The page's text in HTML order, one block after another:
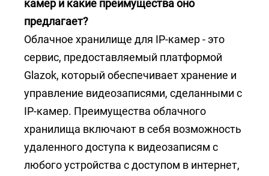
камер и какие преимущества оно
предлагает?
Облачное хранилище для IP-камер - это
сервис, предоставляемый платформой
Glazok, который обеспечивает хранение и
управление видеозаписями, сделанными с
IP-камер. Преимущества облачного
хранилища включают в себя возможность
удаленного доступа к видеозаписям с
любого устройства с доступом в интернет,